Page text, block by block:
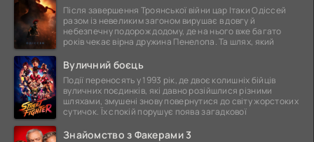
Після завершення Троянської війни цар Ітаки Одіссей
разом із невеликим загоном вирушає в довгу й
небезпечну подорож додому, де на нього вже багато
років чекає вірна дружина Пенелопа. Та шлях, який
Вуличний боєць
Події переносять у 1993 рік, де двоє колишніх бійців
вуличних поєдинків, які давно розійшлися різними
шляхами, змушені знову повернутися до світу жорстоких
сутичок. Їх спокій порушує поява загадкової
Знайомство з Факерами 3